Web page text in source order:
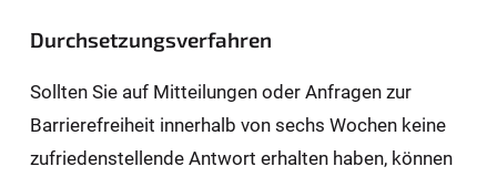
Durchsetzungsverfahren
Sollten Sie auf Mitteilungen oder Anfragen zur
Barrierefreiheit innerhalb von sechs Wochen keine
zufriedenstellende Antwort erhalten haben, können